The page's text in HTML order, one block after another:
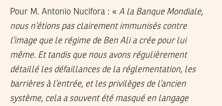
Pour M. Antonio Nucifora : « A la Banque Mondiale,
nous n’étions pas clairement immunisés contre
l’image que le régime de Ben Ali a crée pour lui
même. Et tandis que nous avons régulièrement
détaillé les défaillances de la réglementation, les
barrières à l’entrée, et les privilèges de l’ancien
système, cela a souvent été masqué en langage